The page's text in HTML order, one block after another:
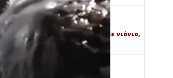
Εισάγετε το όνομά σας...
Τετάρτη, 05 Αυγούστου 2026 19:17
18:24 Μεταφορικά το λένε ρε νιόνιο,
που βρήκες εσύ αφορμή…